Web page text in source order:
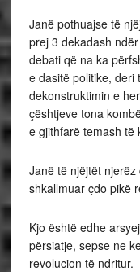
Janë pothuajse të
prej 3 dekadash
debati që na ka
e dasitë politike, deri
dekonstruktimin e
çështjeve tona
e gjithfarë temash të
Janë të njëjtët
shkallmuar çdo pikë
Kjo është edhe
përsiatje, sepse ne
revolucion të ndritur.